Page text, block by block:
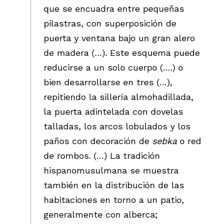
que se encuadra entre pequeñas
pilastras, con superposición de
puerta y ventana bajo un gran alero
de madera (…). Este esquema puede
reducirse a un solo cuerpo (….) o
bien desarrollarse en tres (…),
repitiendo la sillería almohadillada,
la puerta adintelada con dovelas
talladas, los arcos lobulados y los
paños con decoración de sebka o red
de rombos. (…) La tradición
hispanomusulmana se muestra
también en la distribución de las
habitaciones en torno a un patio,
generalmente con alberca;